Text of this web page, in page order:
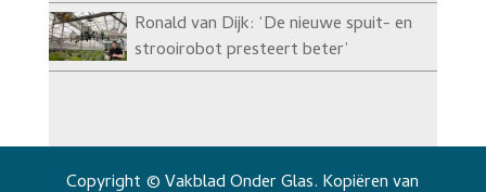
Ronald van Dijk: ‘De nieuwe spuit- en
strooirobot presteert beter’
Copyright © Vakblad Onder Glas. Kopiëren van